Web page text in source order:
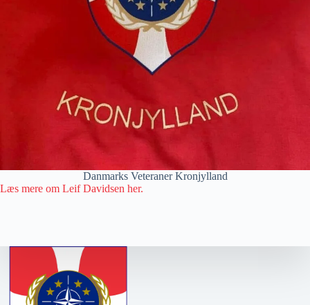
Danmarks Veteraner Kronjylland
Læs mere om Leif Davidsen her.